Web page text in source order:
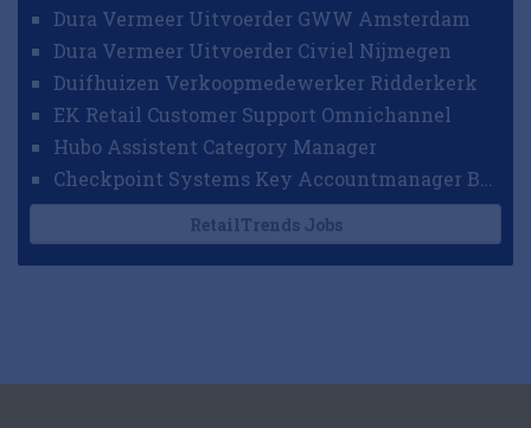
Dura Vermeer Uitvoerder GWW Amsterdam
Dura Vermeer Uitvoerder Civiel Nijmegen
Duifhuizen Verkoopmedewerker Ridderkerk
EK Retail Customer Support Omnichannel
Hubo Assistent Category Manager
RetailTrends Jobs